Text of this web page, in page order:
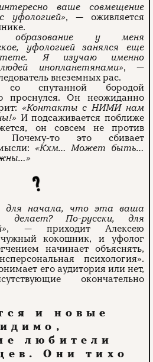
ваше совмещение
уфологией», — оживляется
образование у меня
уфологией занялся еще
Я изучаю именно
инопланетянами», —
внеземных рас.
со спутанной бородой
проснулся. Он неожиданно
«Контакты с НИМИ нам
И подсаживается поближе
он совсем не против
Почему-то это сбивает
«Кхм… Может быть…
для начала, что эта ваша
делает? По-русски, для
, — приходит Алексею
кокошник, и уфолог
начинает объяснять,
психология».
его аудитория или нет,
окончательно
и новые
любители
Они тихо